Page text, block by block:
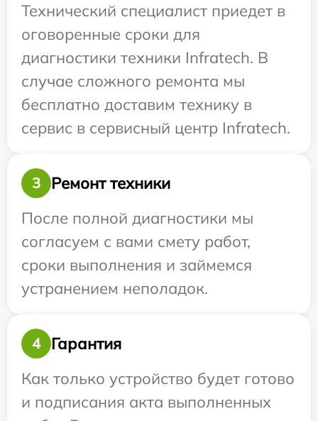
Технический специалист приедет в
оговоренные сроки для
диагностики техники Infratech. В
случае сложного ремонта мы
бесплатно доставим технику в
сервис в сервисный центр Infratech.
3
Ремонт техники
После полной диагностики мы
согласуем с вами смету работ,
сроки выполнения и займемся
устранением неполадок.
4
Гарантия
Как только устройство будет готово
и подписания акта выполненных